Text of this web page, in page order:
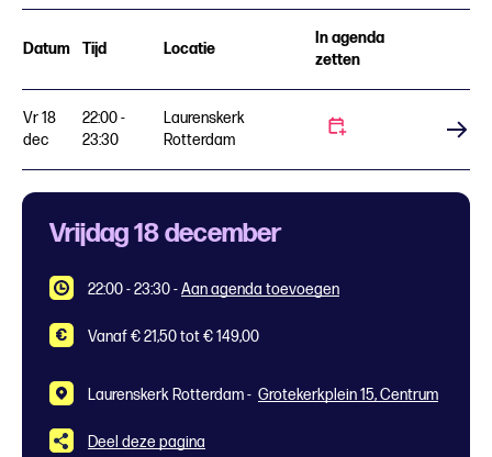
Datum Tijd Locatie
In agenda
zetten
Vr 18
dec
22:00 -
23:30
Laurenskerk
Rotterdam
Koop tickets
Vrijdag 18 december
22:00 - 23:30-Aan agenda toevoegen
Vanaf € 21,50 tot € 149,00
Laurenskerk Rotterdam - Grotekerkplein 15, Centrum
Deel deze pagina